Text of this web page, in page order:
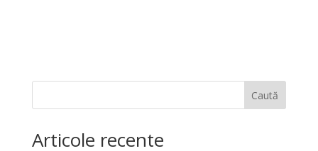
Caută
Articole recente